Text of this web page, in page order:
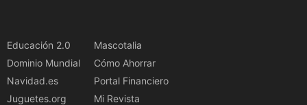
Educación 2.0
Dominio Mundial
Navidad.es
Juguetes.org
Mascotalia
Cómo Ahorrar
Portal Financiero
Mi Revista